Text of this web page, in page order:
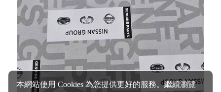
本網站使用 Cookies 為您提供更好的服務。繼續瀏覽